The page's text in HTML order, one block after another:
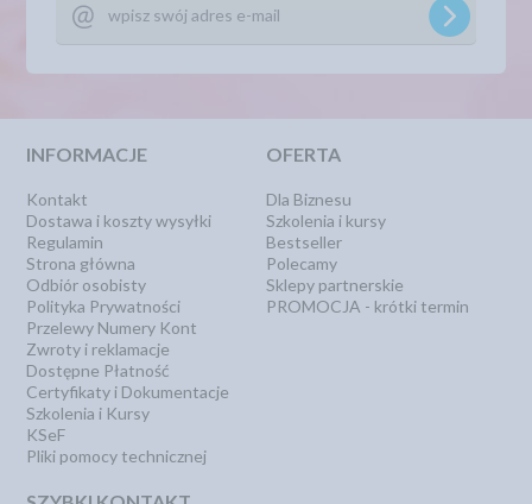
INFORMACJE
Kontakt
Dostawa i koszty wysyłki
Regulamin
Strona główna
Odbiór osobisty
Polityka Prywatności
Przelewy Numery Kont
Zwroty i reklamacje
Dostępne Płatność
Certyfikaty i Dokumentacje
Szkolenia i Kursy
KSeF
Pliki pomocy technicznej
OFERTA
Dla Biznesu
Szkolenia i kursy
Bestseller
Polecamy
Sklepy partnerskie
PROMOCJA - krótki termin